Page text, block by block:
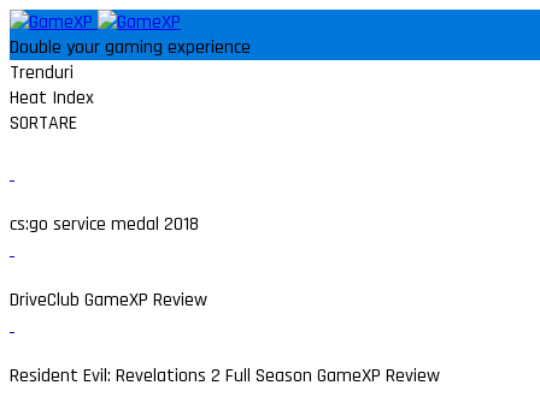
Double your gaming experience
Trenduri
Heat Index
SORTARE
cs:go service medal 2018
DriveClub GameXP Review
Resident Evil: Revelations 2 Full Season GameXP Review